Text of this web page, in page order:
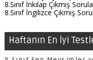
8.Sınıf İnkılap Çıkmış
8.Sınıf İngilizce Çıkmış
Haftanın En İyi